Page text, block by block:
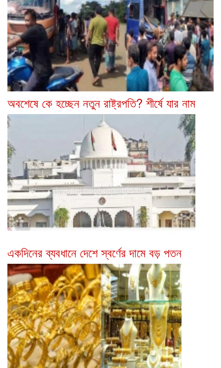
অবশেষে কে হচ্ছেন নতুন রাষ্ট্রপতি? শীর্ষে যার নাম
একদিনের ব্যবধানে দেশে স্বর্ণের দামে বড় পতন